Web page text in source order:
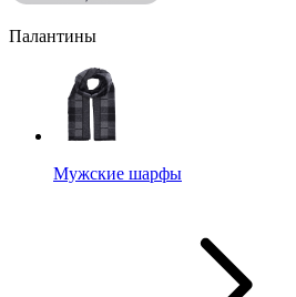
Палантины
Мужские шарфы